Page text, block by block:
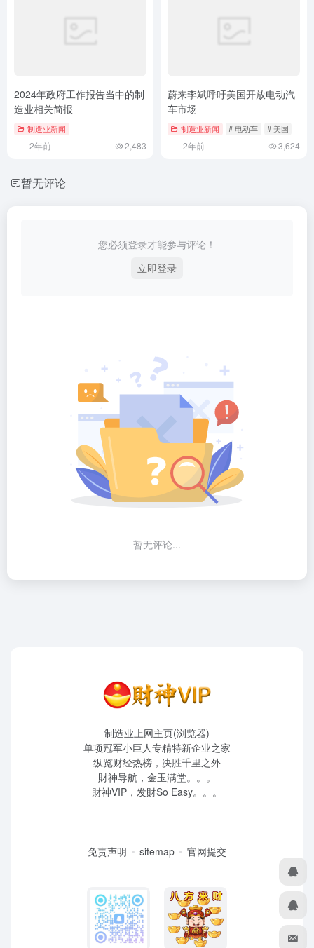
2024年政府工作报告当中的制
造业相关简报
制造业新闻
2年前 2,483
蔚来李斌呼吁美国开放电动汽
车市场
制造业新闻 # 电动车 # 美国
2年前 3,624
暂无评论
您必须登录才能参与评论！
立即登录
暂无评论...
制造业上网主页(浏览器)
单项冠军小巨人专精特新企业之家
纵览财经热榜，决胜千里之外
財神导航，金玉满堂。。。
財神VIP，发財So Easy。。。
免责声明 sitemap 官网提交